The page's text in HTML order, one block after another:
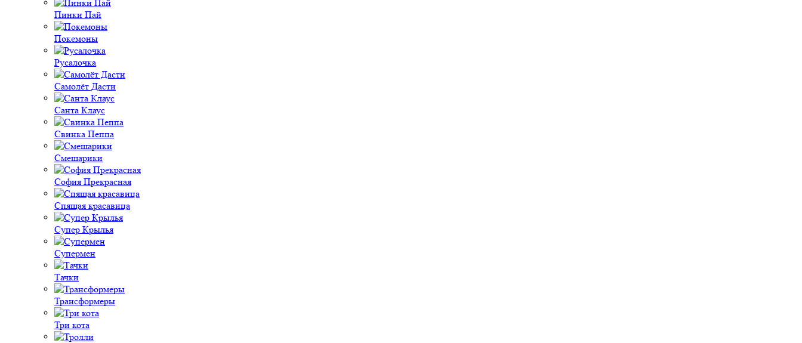
Пинки Пай
Покемоны
Русалочка
Самолёт Дасти
Санта Клаус
Свинка Пеппа
Смешарики
София Прекрасная
Спящая красавица
Супер Крылья
Супермен
Тачки
Трансформеры
Три кота